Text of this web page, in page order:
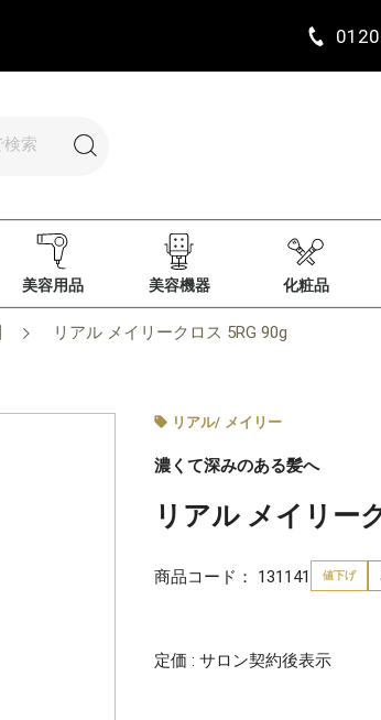
美容用品 美容機器 化粧品
リアル メイリークロス 5RG 90g
リアル/ メイリー
濃くて深みのある髪へ
リアル メイリー
商品コード： 131141 値下げ
定価 : サロン契約後表示